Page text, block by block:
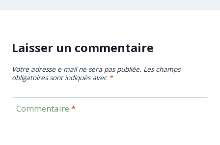
Laisser un commentaire
Votre adresse e-mail ne sera pas publiée. Les champs
obligatoires sont indiqués avec *
Commentaire *